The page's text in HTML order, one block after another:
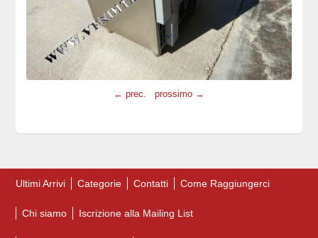
← prec. prossimo →
Ultimi Arrivi Categorie Contatti Come Raggiungerci
Chi siamo Iscrizione alla Mailing List